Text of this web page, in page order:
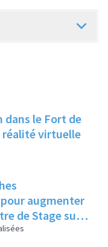
dans le Fort de
réalité virtuelle
augmenter
de Stage sur